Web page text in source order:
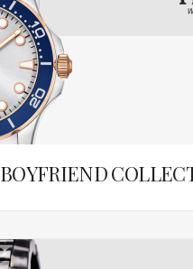
BOYFRIEND